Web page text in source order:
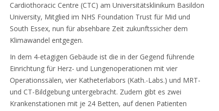
Cardiothoracic Centre (CTC) am Universitätsklinikum Basildon
University, Mitglied im NHS Foundation Trust für Mid und
South Essex, nun für absehbare Zeit zukunftssicher dem
Klimawandel entgegen.
In dem 4-etagigen Gebäude ist die in der Gegend führende
Einrichtung für Herz- und Lungenoperationen mit vier
Operationssälen, vier Katheterlabors (Kath.-Labs.) und MRT-
und CT-Bildgebung untergebracht. Zudem gibt es zwei
Krankenstationen mit je 24 Betten, auf denen Patienten